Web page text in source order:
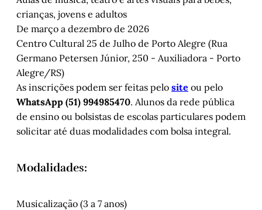
crianças, jovens e adultos
De março a dezembro de 2026
Centro Cultural 25 de Julho de Porto Alegre (Rua
Germano Petersen Júnior, 250 - Auxiliadora - Porto
Alegre/RS)
As inscrições podem ser feitas pelo site ou pelo
WhatsApp (51) 994985470. Alunos da rede pública
de ensino ou bolsistas de escolas particulares podem
solicitar até duas modalidades com bolsa integral.
Modalidades:
Musicalização (3 a 7 anos)